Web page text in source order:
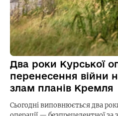
Два роки Курської
перенесення війни
злам планів Кремля
Сьогодні виповнюється два